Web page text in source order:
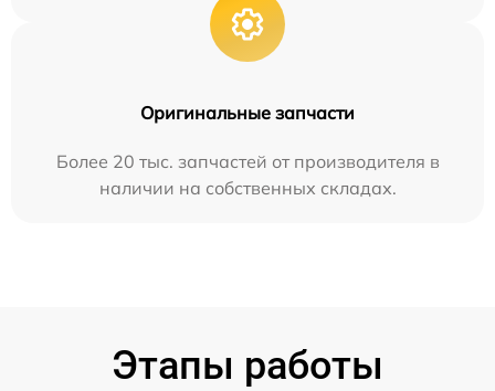
Оригинальные запчасти
Более 20 тыс. запчастей от производителя в
наличии на собственных складах.
Этапы работы